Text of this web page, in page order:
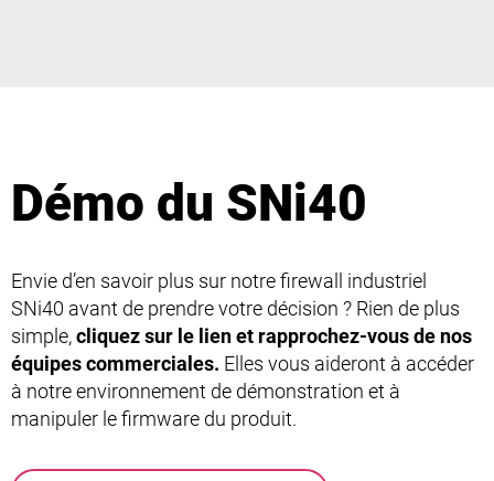
Démo du SNi40
Envie d’en savoir plus sur notre firewall industriel
SNi40 avant de prendre votre décision ? Rien de plus
simple, cliquez sur le lien et rapprochez-vous de nos
équipes commerciales. Elles vous aideront à accéder
à notre environnement de démonstration et à
manipuler le firmware du produit.